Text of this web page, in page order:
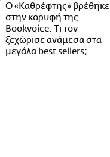
Ο «Καθρέφτης» βρέθηκε
στην κορυφή της
Bookvoice. Τι τον
ξεχώρισε ανάμεσα στα
μεγάλα best sellers;